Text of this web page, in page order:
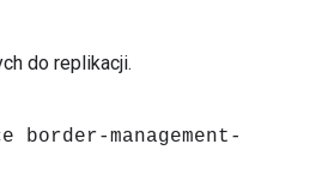
do replikacji.
management-